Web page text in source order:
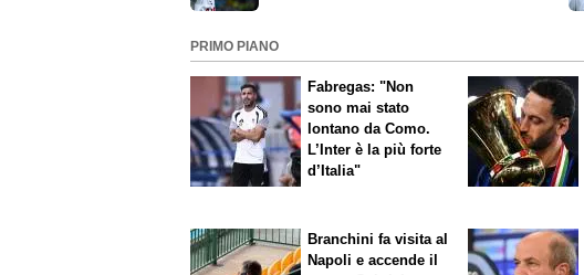
PRIMO PIANO
Fabregas: "Non
sono mai stato
lontano da Como.
L’Inter è la più forte
d’Italia"
Branchini fa visita al
Napoli e accende il